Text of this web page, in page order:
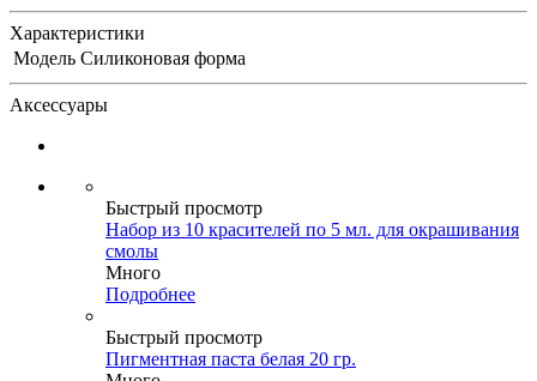
Характеристики
Модель Силиконовая форма
Аксессуары
Быстрый просмотр
Набор из 10 красителей по 5 мл. для окрашивания
смолы
Много
Подробнее
Быстрый просмотр
Пигментная паста белая 20 гр.